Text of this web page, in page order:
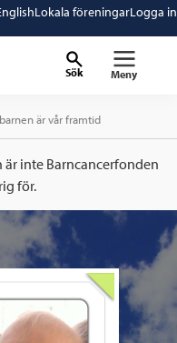
Lokala föreningarLogga in
Sök Meny
är vår framtid
inte Barncancerfonden
för.